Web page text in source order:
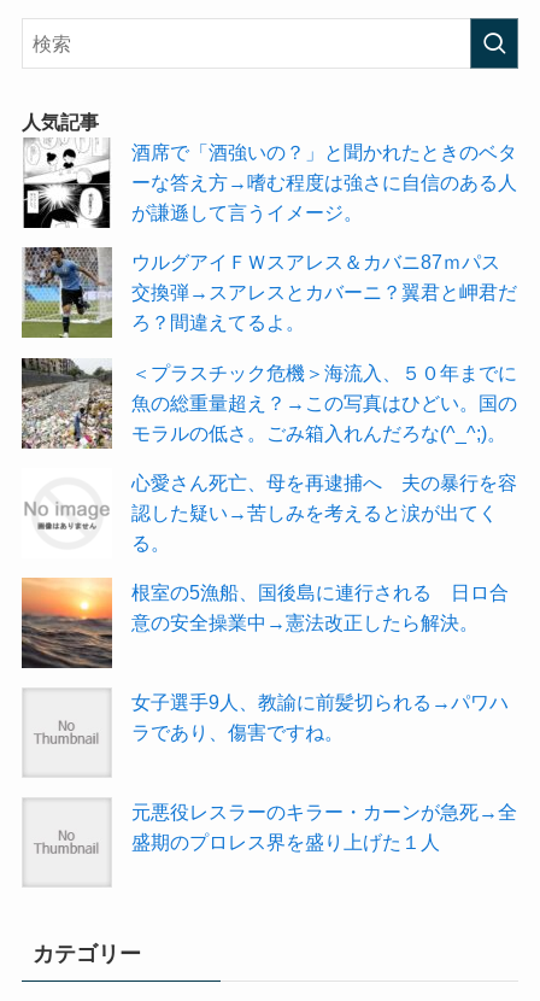
人気記事
酒席で「酒強いの？」と聞かれたときのベタ
ーな答え方→嗜む程度は強さに自信のある人
が謙遜して言うイメージ。
ウルグアイＦＷスアレス＆カバニ87ｍパス
交換弾→スアレスとカバーニ？翼君と岬君だ
ろ？間違えてるよ。
＜プラスチック危機＞海流入、５０年までに
魚の総重量超え？→この写真はひどい。国の
モラルの低さ。ごみ箱入れんだろな(^_^;)。
心愛さん死亡、母を再逮捕へ 夫の暴行を容
認した疑い→苦しみを考えると涙が出てく
る。
根室の5漁船、国後島に連行される 日ロ合
意の安全操業中→憲法改正したら解決。
女子選手9人、教諭に前髪切られる→パワハ
ラであり、傷害ですね。
元悪役レスラーのキラー・カーンが急死→全
盛期のプロレス界を盛り上げた１人
カテゴリー